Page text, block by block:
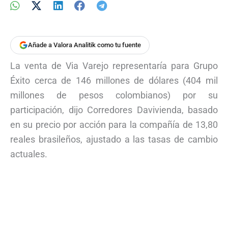
Añade a Valora Analitik como tu fuente
La venta de Via Varejo representaría para Grupo
Éxito cerca de 146 millones de dólares (404 mil
millones de pesos colombianos) por su
participación, dijo Corredores Davivienda, basado
en su precio por acción para la compañía de 13,80
reales brasileños, ajustado a las tasas de cambio
actuales.